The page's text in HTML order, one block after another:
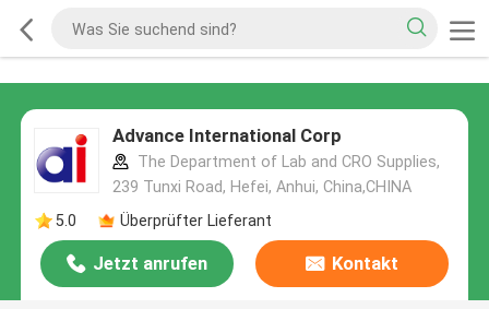
Advance International Corp
The Department of Lab and CRO Supplies,
239 Tunxi Road, Hefei, Anhui, China,CHINA
5.0
Überprüfter Lieferant
Jetzt anrufen Kontakt